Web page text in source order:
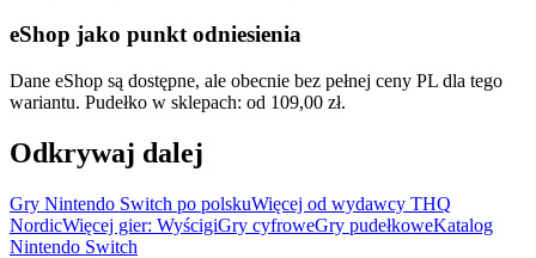
eShop jako punkt odniesienia
Dane eShop są dostępne, ale obecnie bez pełnej ceny PL dla tego
wariantu. Pudełko w sklepach: od 109,00 zł.
Odkrywaj dalej
Gry Nintendo Switch po polskuWięcej od wydawcy THQ
NordicWięcej gier: WyścigiGry cyfroweGry pudełkoweKatalog
Nintendo Switch